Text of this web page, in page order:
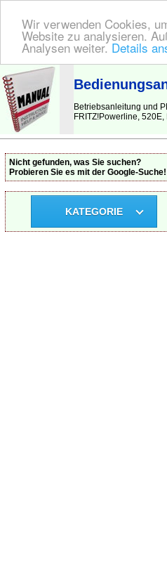
Wir verwenden Cookies,
Website zu analysieren.
Analysen weiter. Details
BEDIENUNGSANLEITUNG | Hier finden
Betriebsanleitung und
FRITZ!Powerline,
Nicht gefunden, was Sie suchen?
Probieren Sie es mit der Google-Suche!
KATEGORIE